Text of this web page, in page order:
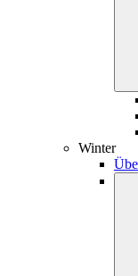
Winter